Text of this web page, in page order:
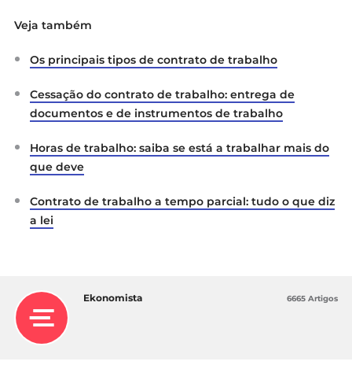
Veja também
Os principais tipos de contrato de trabalho
Cessação do contrato de trabalho: entrega de
documentos e de instrumentos de trabalho
Horas de trabalho: saiba se está a trabalhar mais do
que deve
Contrato de trabalho a tempo parcial: tudo o que diz
a lei
Ekonomista 6665 Artigos